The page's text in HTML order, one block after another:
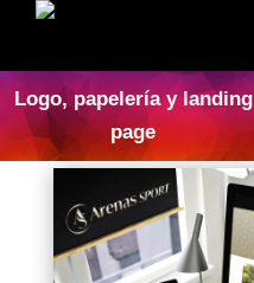
Logo, papelería y landing
page